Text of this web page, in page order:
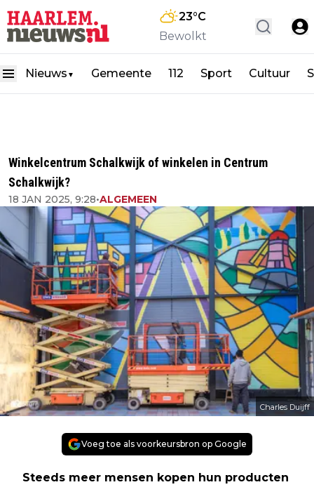
23°C
Bewolkt
Nieuws ▼ Gemeente 112 Sport Cultuur
Winkelcentrum Schalkwijk of winkelen in Centrum
Schalkwijk?
18 JAN 2025, 9:28•ALGEMEEN
Charles Duijff
Voeg toe als voorkeursbron op Google
Steeds meer mensen kopen hun producten